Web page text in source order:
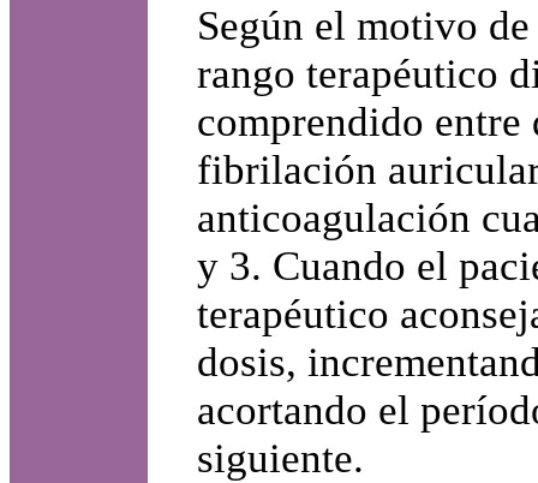
Según el motivo
rango terapéutico
comprendido entre
fibrilación
anticoagulación
y 3. Cuando el
terapéutico
dosis,
acortando el
siguiente.